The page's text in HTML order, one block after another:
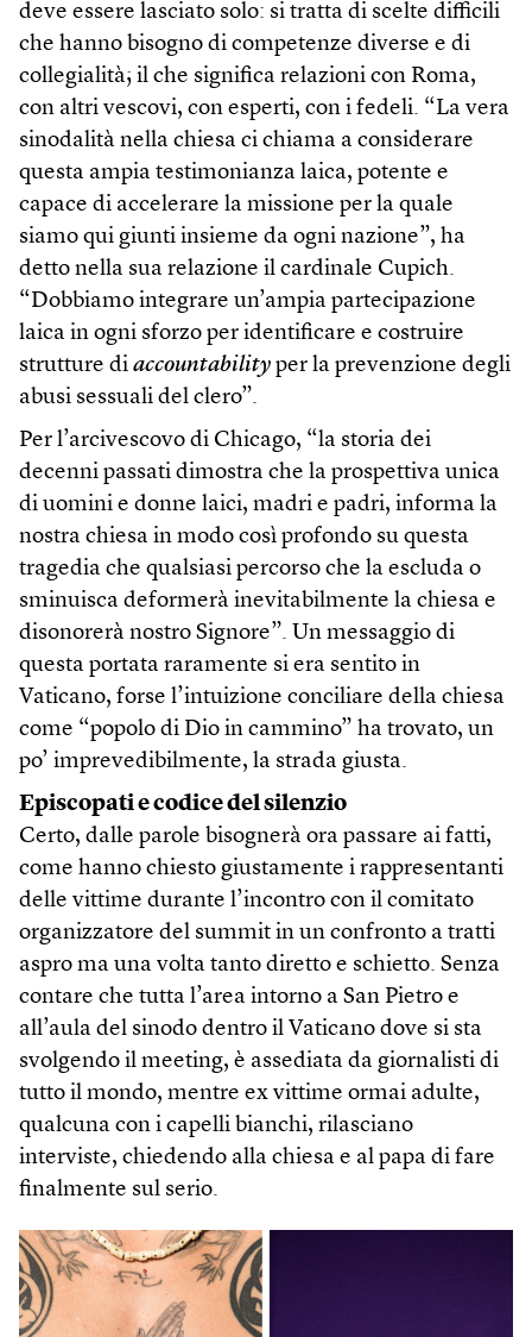
deve essere lasciato solo: si tratta di scelte difficili
che hanno bisogno di competenze diverse e di
collegialità; il che significa relazioni con Roma,
con altri vescovi, con esperti, con i fedeli. “La vera
sinodalità nella chiesa ci chiama a considerare
questa ampia testimonianza laica, potente e
capace di accelerare la missione per la quale
siamo qui giunti insieme da ogni nazione”, ha
detto nella sua relazione il cardinale Cupich.
“Dobbiamo integrare un’ampia partecipazione
laica in ogni sforzo per identificare e costruire
strutture di accountability per la prevenzione degli
abusi sessuali del clero”.
Per l’arcivescovo di Chicago, “la storia dei
decenni passati dimostra che la prospettiva unica
di uomini e donne laici, madri e padri, informa la
nostra chiesa in modo così profondo su questa
tragedia che qualsiasi percorso che la escluda o
sminuisca deformerà inevitabilmente la chiesa e
disonorerà nostro Signore”. Un messaggio di
questa portata raramente si era sentito in
Vaticano, forse l’intuizione conciliare della chiesa
come “popolo di Dio in cammino” ha trovato, un
po’ imprevedibilmente, la strada giusta.
Episcopati e codice del silenzio
Certo, dalle parole bisognerà ora passare ai fatti,
come hanno chiesto giustamente i rappresentanti
delle vittime durante l’incontro con il comitato
organizzatore del summit in un confronto a tratti
aspro ma una volta tanto diretto e schietto. Senza
contare che tutta l’area intorno a San Pietro e
all’aula del sinodo dentro il Vaticano dove si sta
svolgendo il meeting, è assediata da giornalisti di
tutto il mondo, mentre ex vittime ormai adulte,
qualcuna con i capelli bianchi, rilasciano
interviste, chiedendo alla chiesa e al papa di fare
finalmente sul serio.